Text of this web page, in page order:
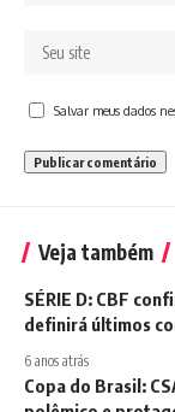
Salvar meus dados
Veja também
SÉRIE D: CBF
definirá últimos
6 anos atrás
Copa do Brasil: